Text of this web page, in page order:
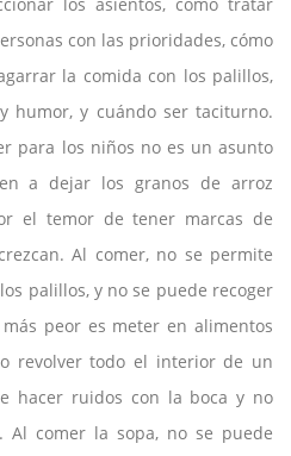
con las prioridades, cómo
la comida con los palillos,
humor, y cuándo ser taciturno.
para los niños no es un asunto
a dejar los granos de arroz
el temor de tener marcas de
Al comer, no se permite
palillos, y no se puede recoger
peor es meter en alimentos
revolver todo el interior de un
hacer ruidos con la boca y no
Al comer la sopa, no se puede